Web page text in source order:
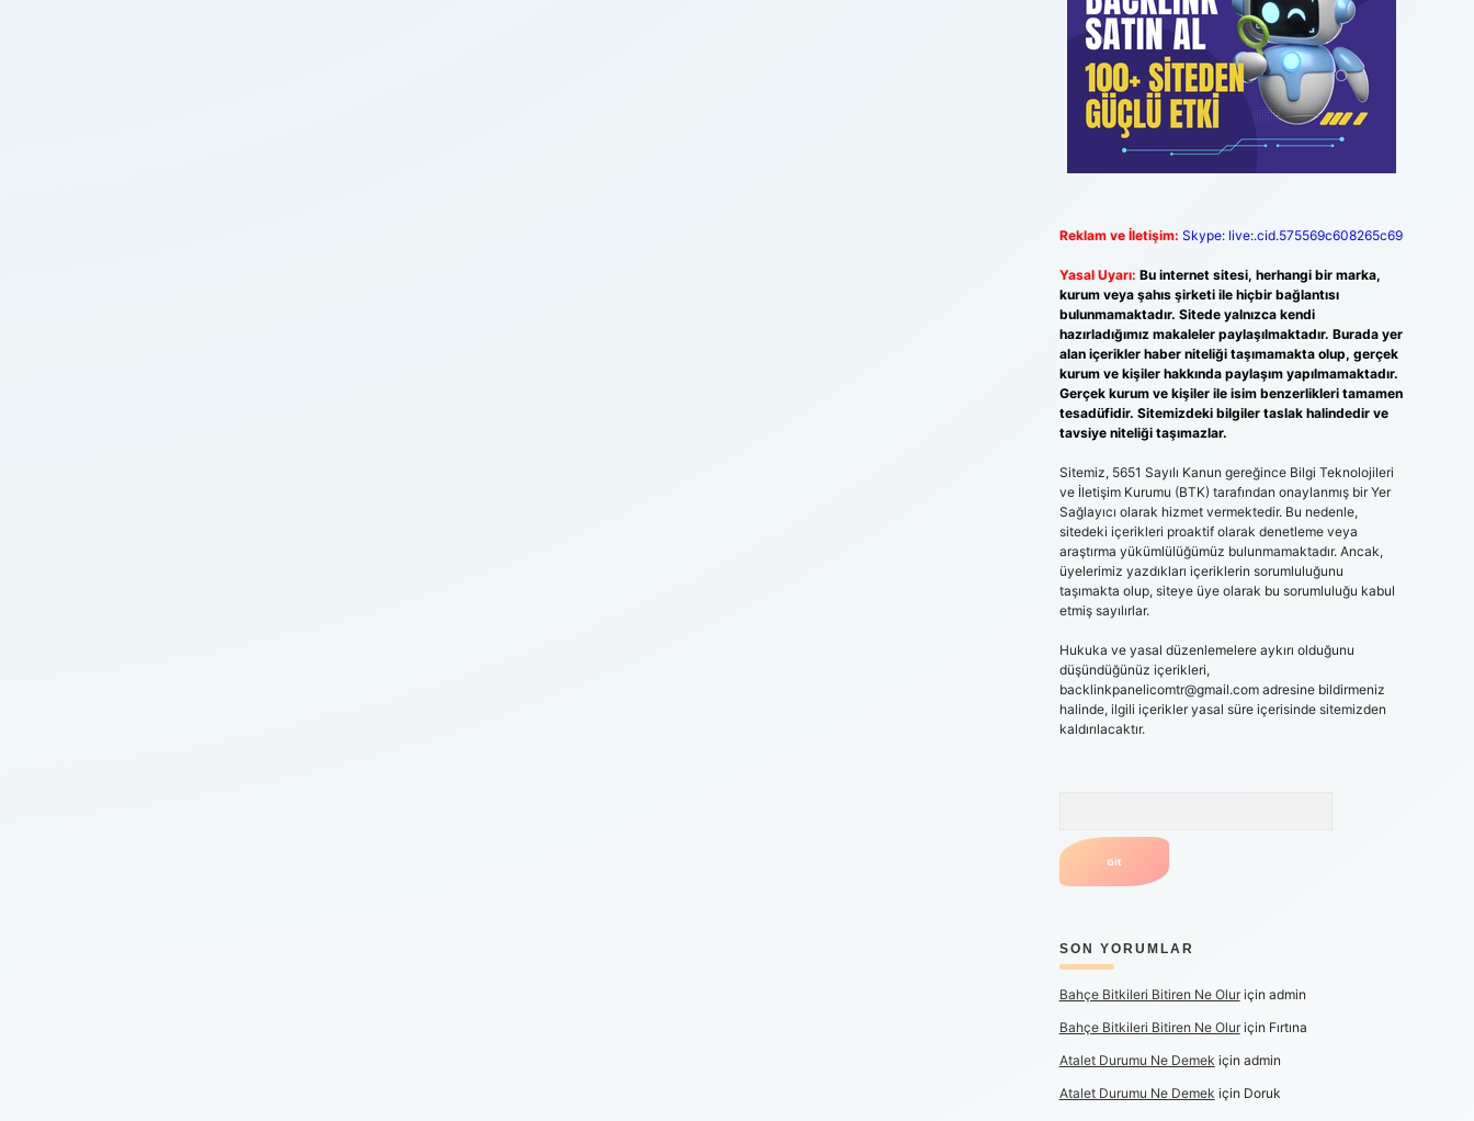
Reklam ve İletişim: Skype: live:.cid.575569c608265c69
Yasal Uyarı: Bu internet sitesi, herhangi bir marka,
kurum veya şahıs şirketi ile hiçbir bağlantısı
bulunmamaktadır. Sitede yalnızca kendi
hazırladığımız makaleler paylaşılmaktadır. Burada yer
alan içerikler haber niteliği taşımamakta olup, gerçek
kurum ve kişiler hakkında paylaşım yapılmamaktadır.
Gerçek kurum ve kişiler ile isim benzerlikleri tamamen
tesadüfidir. Sitemizdeki bilgiler taslak halindedir ve
tavsiye niteliği taşımazlar.
Sitemiz, 5651 Sayılı Kanun gereğince Bilgi Teknolojileri
ve İletişim Kurumu (BTK) tarafından onaylanmış bir Yer
Sağlayıcı olarak hizmet vermektedir. Bu nedenle,
sitedeki içerikleri proaktif olarak denetleme veya
araştırma yükümlülüğümüz bulunmamaktadır. Ancak,
üyelerimiz yazdıkları içeriklerin sorumluluğunu
taşımakta olup, siteye üye olarak bu sorumluluğu kabul
etmiş sayılırlar.
Hukuka ve yasal düzenlemelere aykırı olduğunu
düşündüğünüz içerikleri,
backlinkpanelicomtr@gmail.comadresine bildirmeniz
halinde, ilgili içerikler yasal süre içerisinde sitemizden
kaldırılacaktır.
SON YORUMLAR
Bahçe Bitkileri Bitiren Ne Oluriçin admin
Bahçe Bitkileri Bitiren Ne Oluriçin Fırtına
Atalet Durumu Ne Demek için admin
Atalet Durumu Ne Demek için Doruk